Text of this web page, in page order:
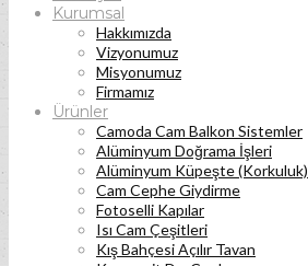
Kurumsal
Hakkımızda
Vizyonumuz
Misyonumuz
Firmamız
Ürünler
Camoda Cam Balkon Sistemler
Alüminyum Doğrama İşleri
Alüminyum Küpeşte (Korkuluk)
Cam Cephe Giydirme
Fotoselli Kapılar
Isı Cam Çeşitleri
Kış Bahçesi Açılır Tavan